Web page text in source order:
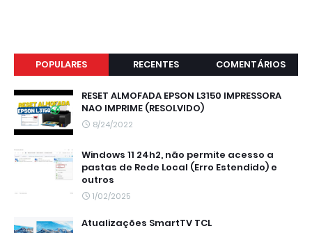
POPULARES RECENTES COMENTÁRIOS
RESET ALMOFADA EPSON L3150 IMPRESSORA
NAO IMPRIME (RESOLVIDO)
8/24/2022
Windows 11 24h2, não permite acesso a
pastas de Rede Local (Erro Estendido) e
outros
1/02/2025
Atualizações SmartTV TCL